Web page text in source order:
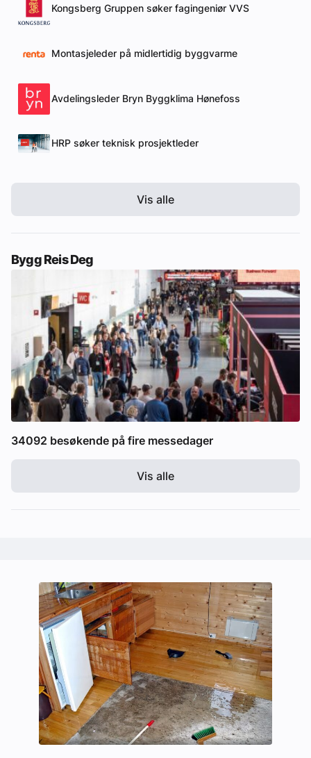
Kongsberg Gruppen søker fagingeniør VVS
Montasjeleder på midlertidig byggvarme
Avdelingsleder Bryn Byggklima Hønefoss
HRP søker teknisk prosjektleder
Vis alle
Bygg Reis Deg
34092 besøkende på fire messedager
Vis alle